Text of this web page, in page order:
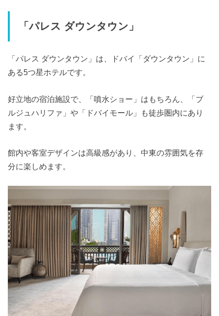
「パレス ダウンタウン」
「パレス ダウンタウン」は、ドバイ「ダウンタウン」に
ある5つ星ホテルです。
好立地の宿泊施設で、「噴水ショー」はもちろん、「ブ
ルジュハリファ」や「ドバイモール」も徒歩圏内にあり
ます。
館内や客室デザインは高級感があり、中東の雰囲気を存
分に楽しめます。